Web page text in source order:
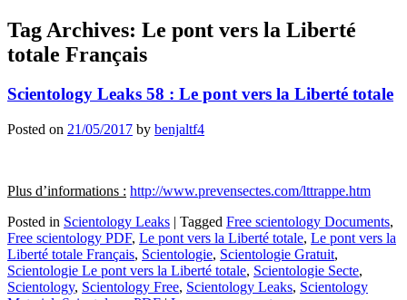
Tag Archives: Le pont vers la Liberté
totale Français
Scientology Leaks 58 : Le pont vers la Liberté totale
Posted on 21/05/2017 by benjaltf4
Plus d’informations : http://www.prevensectes.com/lttrappe.htm
Posted in Scientology Leaks | Tagged Free scientology Documents,
Free scientology PDF, Le pont vers la Liberté totale, Le pont vers la
Liberté totale Français, Scientologie, Scientologie Gratuit,
Scientologie Le pont vers la Liberté totale, Scientologie Secte,
Scientology, Scientology Free, Scientology Leaks, Scientology